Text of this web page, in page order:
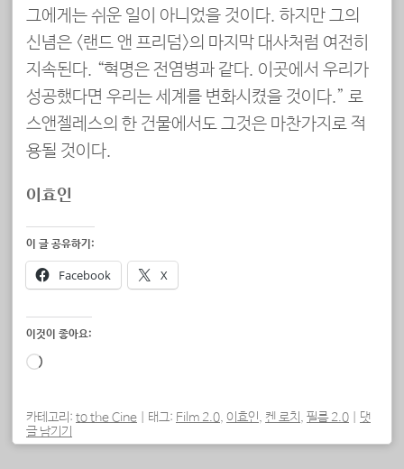
그에게는 쉬운 일이 아니었을 것이다. 하지만 그의
신념은 <랜드 앤 프리덤>의 마지막 대사처럼 여전히
지속된다. “혁명은 전염병과 같다. 이곳에서 우리가
성공했다면 우리는 세계를 변화시켰을 것이다.” 로
스앤젤레스의 한 건물에서도 그것은 마찬가지로 적
용될 것이다.
이효인
이 글 공유하기:
Facebook X
이것이 좋아요:
로
중...
카테고리: to the Cine 태그: Film 2.0, 이효인, 켄 로치 , 필름 2.0
댓
글 남기기